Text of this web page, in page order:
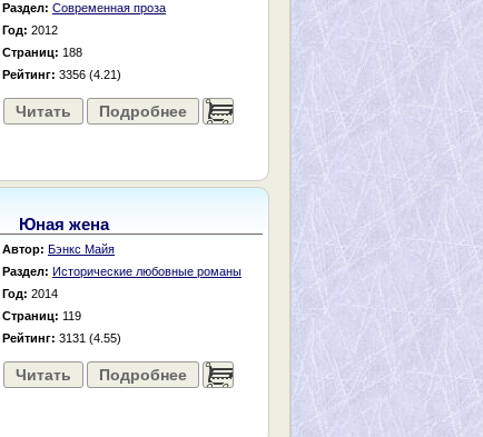
Раздел: Современная проза
Год: 2012
Страниц: 188
Рейтинг: 3356 (4.21)
Читать Подробнее ......
Юная жена
Автор: Бэнкс Майя
Раздел: Исторические любовные романы
Год: 2014
Страниц: 119
Рейтинг: 3131 (4.55)
Читать Подробнее ......